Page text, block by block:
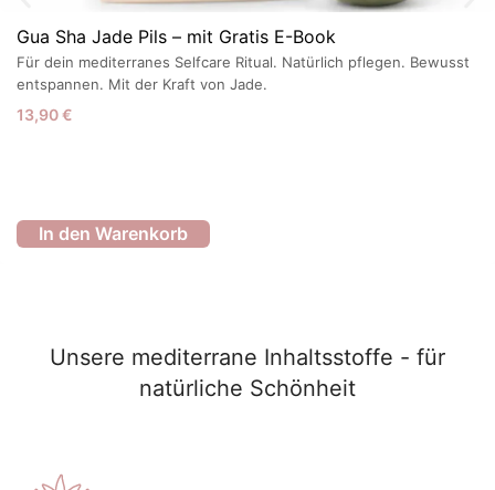
Gua Sha Jade Pils – mit Gratis E-Book
Für dein mediterranes Selfcare Ritual. Natürlich pflegen. Bewusst
entspannen. Mit der Kraft von Jade.
13,90€
In den Warenkorb
Unsere mediterrane Inhaltsstoffe - für
natürliche Schönheit